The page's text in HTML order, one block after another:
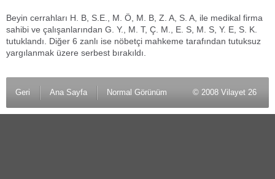
Beyin cerrahları H. B, S.E., M. Ö, M. B, Z. A, S. A, ile medikal firma
sahibi ve çalışanlarından G. Y., M. T, Ç. M., E. S, M. S, Y. E, S. K.
tutuklandı. Diğer 6 zanlı ise nöbetçi mahkeme tarafından tutuksuz
yargılanmak üzere serbest bırakıldı.
Geri Ana Sayfa Normal Görünüm © 2008 Vilayet 26